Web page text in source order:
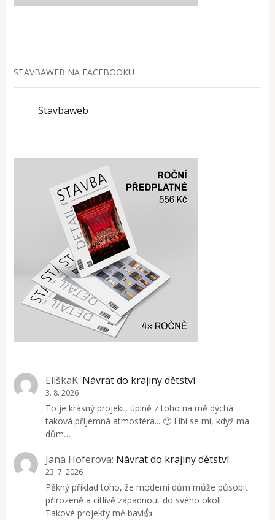
STAVBAWEB NA FACEBOOKU
Stavbaweb
EliškaK: Návrat do krajiny dětství
3. 8. 2026
To je krásný projekt, úplně z toho na mě dýchá
taková příjemná atmosféra... 🙂 Líbí se mi, když má
dům…
Jana Hoferova: Návrat do krajiny dětství
23. 7. 2026
Pěkný příklad toho, že moderní dům může působit
přirozeně a citlivě zapadnout do svého okolí.
Takové projekty mě baví👍